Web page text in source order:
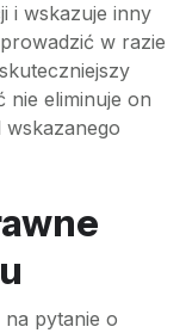
i wskazuje inny
w razie
eliminuje on
wskazanego
pytanie o